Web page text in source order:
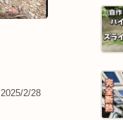
2025/2/28